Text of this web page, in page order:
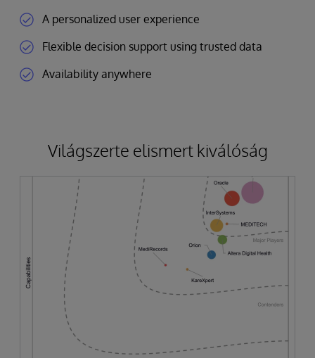
A personalized user experience
Flexible decision support using trusted data
Availability anywhere
Világszerte elismert kiválóság